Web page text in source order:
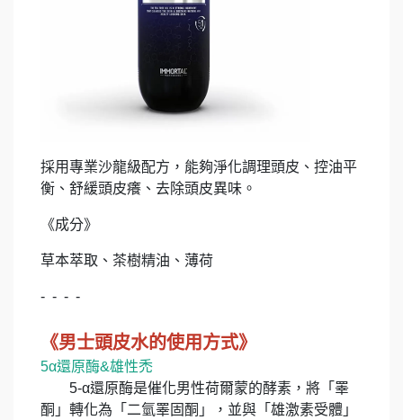
採用專業沙龍級配方，能夠淨化調理頭皮、控油平
衡、舒緩頭皮癢、去除頭皮異味。
《成分》
草本萃取、茶樹精油、薄荷
- - - -
《男士頭皮水的使用方式》
5α還原酶&雄性禿
5-α還原酶是催化男性荷爾蒙的酵素，將「睪
酮」轉化為「二氫睪固酮」，並與「雄激素受體」